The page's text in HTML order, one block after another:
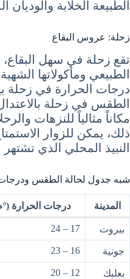
الطبيعة الخلابة والوديان
زحلة: عروس البقاع
تقع زحلة في سهل
الطبيعي ومأكولاتها
الطقس في زحلة
مكاناً مثالياً للنزهات
ذلك، يمكن للزوار
النبيذ المحلي الذي
شبه جدول لحالة الطقس ودرجات
المدينة درجات الحرارة
بيروت 17 – 24
جونية 16 – 23
بعلبك 12 – 20